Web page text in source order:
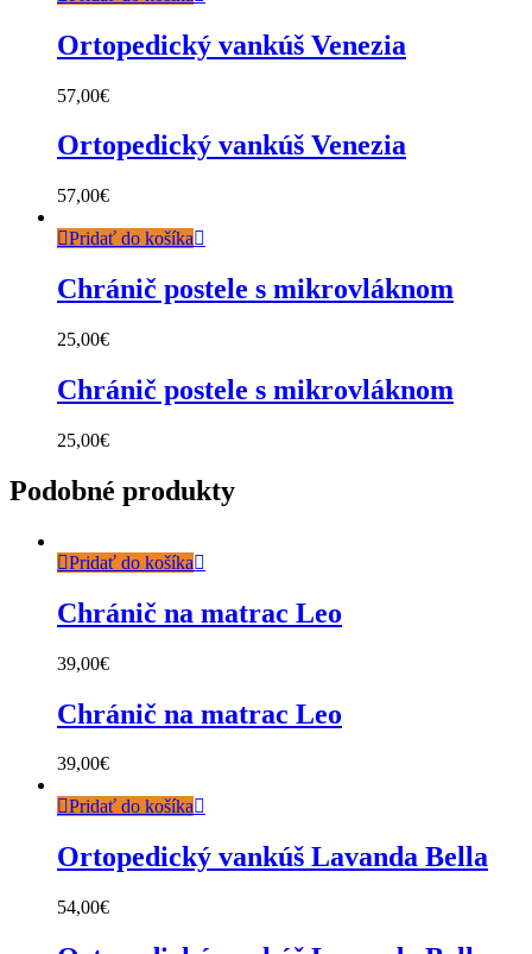
Ortopedický vankúš Venezia
57,00€
Ortopedický vankúš Venezia
57,00€
Pridať do košíka
Chránič postele s mikrovláknom
25,00€
Chránič postele s mikrovláknom
25,00€
Podobné produkty
Pridať do košíka
Chránič na matrac Leo
39,00€
Chránič na matrac Leo
39,00€
Pridať do košíka
Ortopedický vankúš Lavanda Bella
54,00€